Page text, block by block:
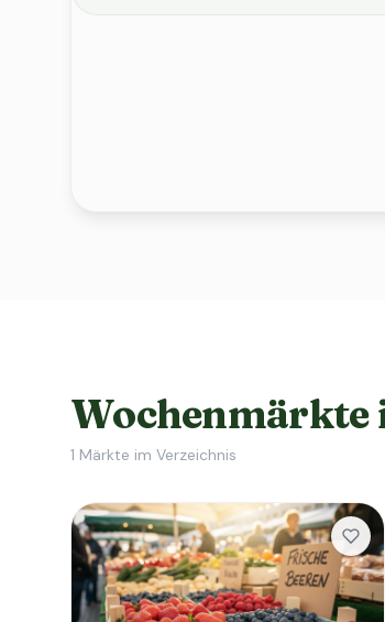
Wochenmärkte
1 Märkte im Verzeichnis